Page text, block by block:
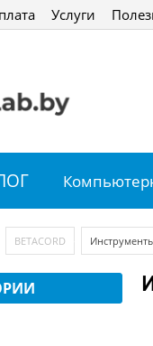
Услуги
BETACORD